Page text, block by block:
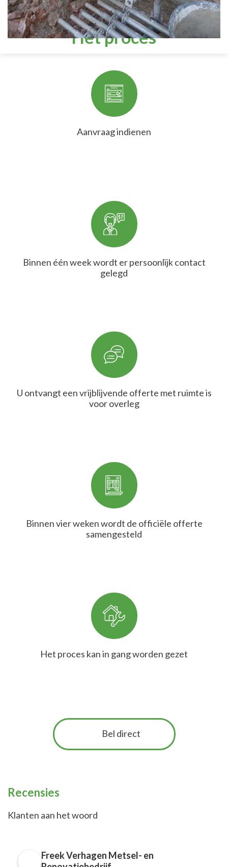
Het proces
Aanvraag indienen
Binnen één week wordt er persoonlijk contact
gelegd
U ontvangt een vrijblijvende offerte met ruimte is
voor overleg
Binnen vier weken wordt de officiële offerte
samengesteld
Het proces kan in gang worden gezet
Bel direct
Recensies
Klanten aan het woord
Freek Verhagen Metsel- en